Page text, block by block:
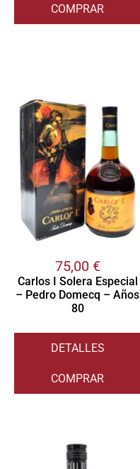
COMPRAR
75,00 €
Carlos I Solera Especial
– Pedro Domecq – Años
80
DETALLES
COMPRAR